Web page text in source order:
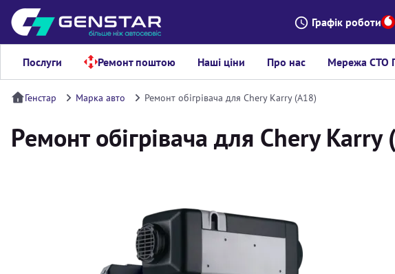
Графік роботи
Послуги Ремонт поштою Наші ціни Про нас Мережа СТО
Генстар Марка авто Ремонт обігрівача для Chery Karry (A18)
Ремонт обігрівача для Chery Karry